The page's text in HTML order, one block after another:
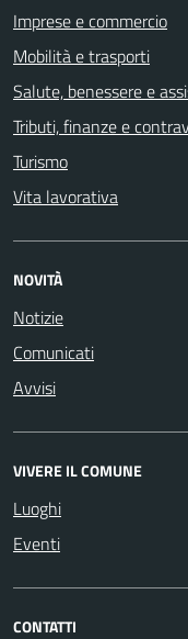
Imprese e commercio
Mobilità e trasporti
Salute, benessere e
Tributi, finanze e
Turismo
Vita lavorativa
NOVITÀ
Notizie
Comunicati
Avvisi
VIVERE IL COMUNE
Luoghi
Eventi
CONTATTI